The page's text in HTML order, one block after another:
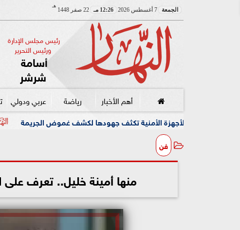
الجمعة 7 أغسطس 2026 12:26 مـ 22 صفر 1448
هـ
رئيس مجلس الإدارة
ورئيس التحرير
أسامة
شرشر
أهم الأخبار رياضة عربي ودولي
وسط أجواء الأمنية تكثف جهودها لكشف غموض الجريمة
فن
منها أمينة خليل.. تعرف على